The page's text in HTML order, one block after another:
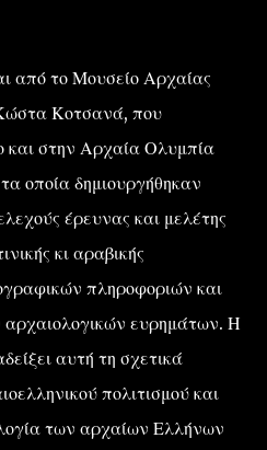
από το Μουσείο Αρχαίας
Κοτσανά, που
και στην Αρχαία Ολυμπία
οποία δημιουργήθηκαν
έρευνας και μελέτης
κι αραβικής
πληροφοριών και
ευρημάτων. Η
αυτή τη σχετικά
πολιτισμού και
των αρχαίων Ελλήνων